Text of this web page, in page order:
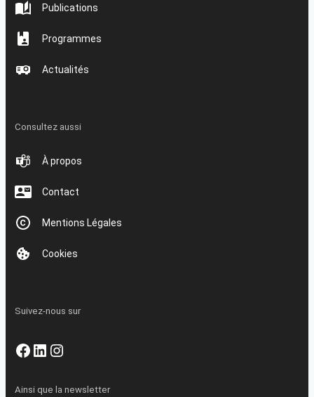
Publications
Programmes
Actualités
Consultez aussi
À propos
Contact
Mentions Légales
Cookies
Suivez-nous sur
Facebook
LinkedIn
Instagram
Ainsi que la newsletter